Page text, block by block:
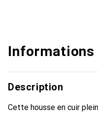
Description
Cette housse en cuir